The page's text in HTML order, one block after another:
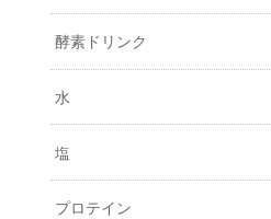
酵素ドリンク
水
塩
プロテイン